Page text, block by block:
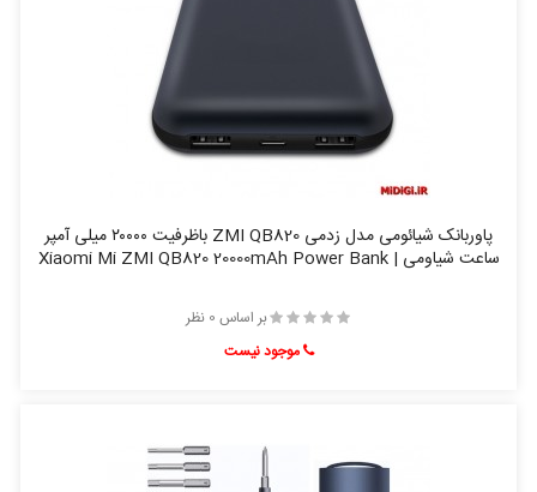
پاوربانک شیائومی مدل زدمی ZMI QB820 باظرفیت ۲۰۰۰۰ میلی آمپر
ساعت شیاومی | Xiaomi Mi ZMI QB820 20000mAh Power Bank
بر اساس 0 نظر
موجود نیست